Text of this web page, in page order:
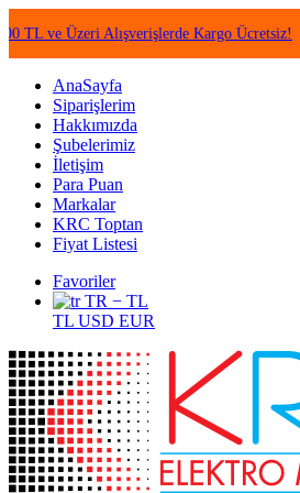
Üzeri Alışverişlerde Kargo Ücretsiz! •
AnaSayfa
Siparişlerim
Hakkımızda
Şubelerimiz
İletişim
Para Puan
Markalar
KRC Toptan
Fiyat Listesi
Favoriler
TR − TL
TL USD EUR